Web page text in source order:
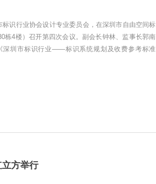
识行业协会设计专业委员会，在深圳市自由空间标
栋4楼）召开第四次会议。副会长钟林、监事长郭南
深圳市标识行业——标识系统规划及收费参考标准
方举行